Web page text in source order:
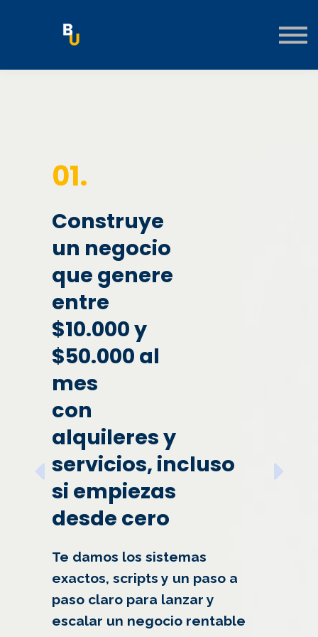
INMUEBLES / INVERSIONES
01.
Construye
un negocio
que genere
entre
$10.000 y
$50.000 al
mes
con
alquileres y
servicios, incluso
si empiezas
desde cero
Te damos los sistemas
exactos, scripts y un paso a
paso claro para lanzar y
escalar un negocio rentable
02.
APRENDE A TENER
INVERSIÓN
INMOBILIARIA
Elimina los errores de la fórmula y alcanza
tus objetivos gracias a Benlloch University
miles de dólares por el camino.
APRENDE MÁS
03.
Aprende a
Maximizar Tus
Ingresos Con Tus
Bienes Inmuebles
Sé propietario de piezas de alquiler a corto
plazo y empieza a generar ingresos
mensuales por alquiler. Propiedad y gestión
APRENDE MÁS